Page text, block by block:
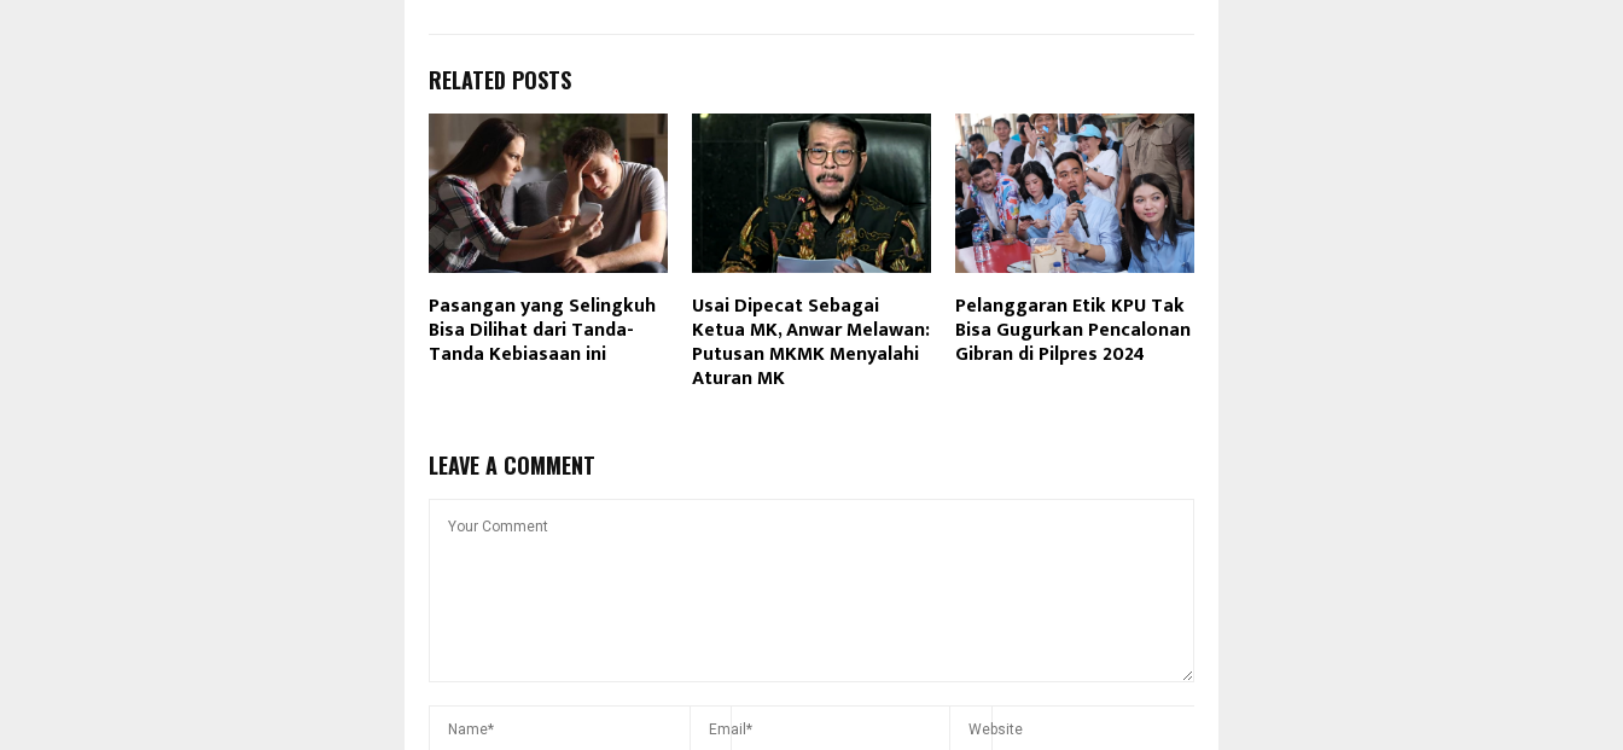
RELATED POSTS
Pasangan yang Selingkuh
Bisa Dilihat dari Tanda-
Tanda Kebiasaan ini
Usai Dipecat Sebagai
Ketua MK, Anwar Melawan:
Putusan MKMK Menyalahi
Aturan MK
Pelanggaran Etik KPU Tak
Bisa Gugurkan Pencalonan
Gibran di Pilpres 2024
LEAVE A COMMENT